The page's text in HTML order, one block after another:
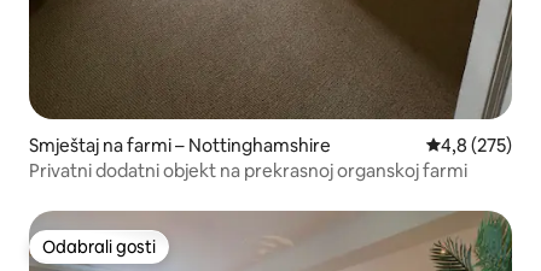
Smještaj na farmi – Nottinghamshire Prosječna
4,8 (275)
Privatni dodatni objekt na prekrasnoj organskoj farmi
Odabrali gosti
Odabrali gosti